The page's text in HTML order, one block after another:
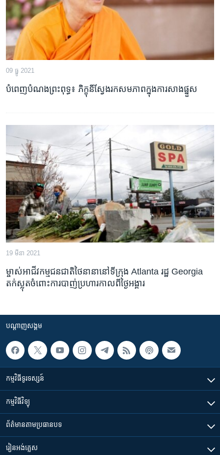
09 ធ្នូ 2021
បំពេញបំណងព្រះពុទ្ធ៖ ភិក្ខុនីស្វែងរកសមភាពក្នុងការសាងផ្នួស
19 មីនា 2021
ម្ចាស់​អាជីវកម្ម​ជនជាតិ​ថៃ​នានា​នៅ​ទីក្រុង Atlanta រដ្ឋ Georgia
តក់ស្លុត​ចំពោះ​ការ​បាញ់​ប្រហារ​កាលពី​ថ្ងៃ​អង្គារ
បណ្តាញ​សង្គម
កម្មវិធី​ទូរទស្សន៍
កម្មវិធី​វិទ្យុ
ព័ត៌មាន​តាមប្រធានបទ​
រៀន​​អង់គ្លេស